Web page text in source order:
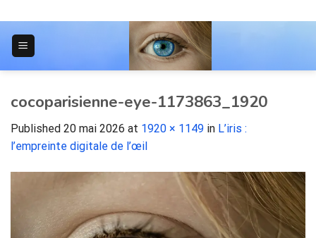
to
content
cocoparisienne-eye-1173863_1920
Published 20 mai 2026 at 1920 × 1149 in L’iris :
l’empreinte digitale de l’œil